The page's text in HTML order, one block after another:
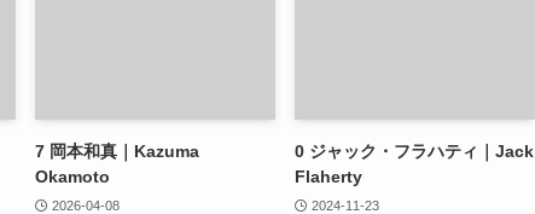
7 岡本和真｜Kazuma
Okamoto
2026-04-08
0 ジャック・フラハティ｜Jack
Flaherty
2024-11-23